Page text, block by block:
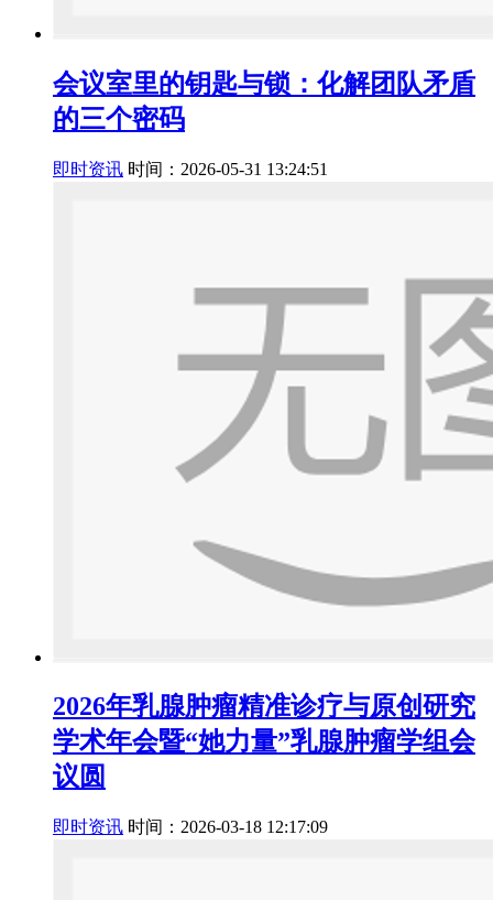
会议室里的钥匙与锁：化解团队矛盾
的三个密码
即时资讯 时间：2026-05-31 13:24:51
2026年乳腺肿瘤精准诊疗与原创研究
学术年会暨“她力量”乳腺肿瘤学组会
议圆
即时资讯 时间：2026-03-18 12:17:09